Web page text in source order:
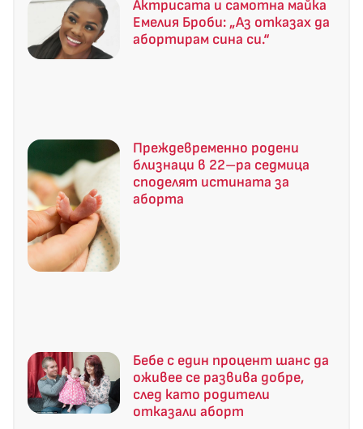
Актрисата и самотна майка
Емелия Броби: „Аз отказах да
абортирам сина си.“
Преждевременно родени
близнаци в 22–ра седмица
споделят истината за
аборта
Бебе с един процент шанс да
оживее се развива добре,
след като родители
отказали аборт